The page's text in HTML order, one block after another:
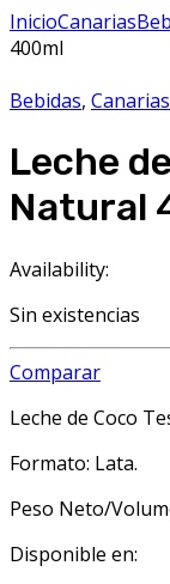
InicioCanarias
400ml
Bebidas, Canarias
Leche
Natural
Availability:
Sin existencias
Comparar
Leche de Coco
Formato: Lata.
Peso Neto/
Disponible en: